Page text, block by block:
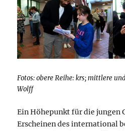
Fotos: obere Reihe: krs; mittlere
Wolff
Ein Höhepunkt für die jungen
Erscheinen des international